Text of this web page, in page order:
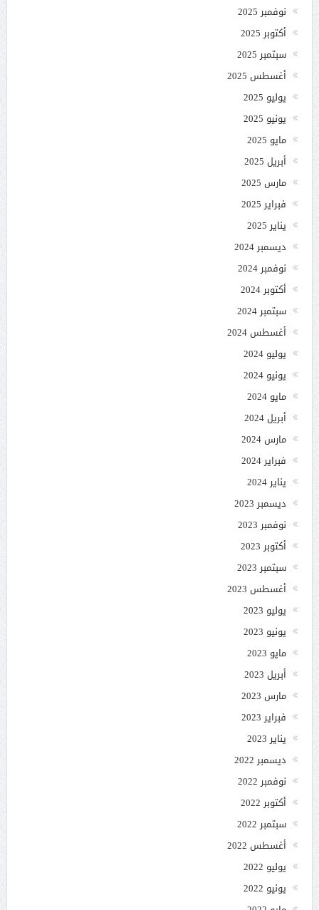
نوفمبر 2025
أكتوبر 2025
سبتمبر 2025
أغسطس 2025
يوليو 2025
يونيو 2025
مايو 2025
أبريل 2025
مارس 2025
فبراير 2025
يناير 2025
ديسمبر 2024
نوفمبر 2024
أكتوبر 2024
سبتمبر 2024
أغسطس 2024
يوليو 2024
يونيو 2024
مايو 2024
أبريل 2024
مارس 2024
فبراير 2024
يناير 2024
ديسمبر 2023
نوفمبر 2023
أكتوبر 2023
سبتمبر 2023
أغسطس 2023
يوليو 2023
يونيو 2023
مايو 2023
أبريل 2023
مارس 2023
فبراير 2023
يناير 2023
ديسمبر 2022
نوفمبر 2022
أكتوبر 2022
سبتمبر 2022
أغسطس 2022
يوليو 2022
يونيو 2022